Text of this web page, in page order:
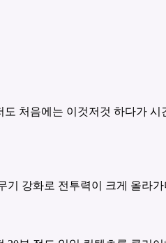
처음에는 이것저것 하다가
기 강화로 전투력이 크게 올라